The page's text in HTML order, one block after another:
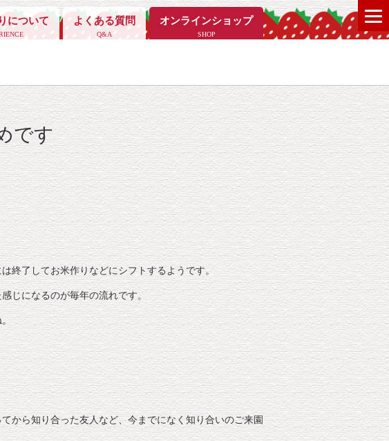
について よくある質問
Q&A
オンラインショップ
SHOP
です
終了してお米作りなどにシフトするようです。
じになるのが毎年の流れです。
から知り合った友人など、今までになく知り合いのご来園